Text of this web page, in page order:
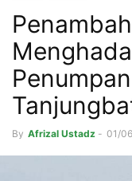
By Afrizal Ustadz - 01/